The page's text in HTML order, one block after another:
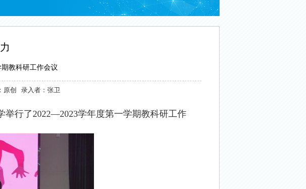
教科研工作会议
原创 录入者：张卫
举行了2022—2023学年度第一学期教科研工作